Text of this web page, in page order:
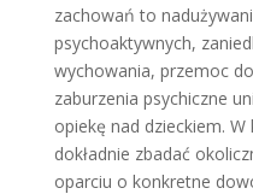
zachowań to
psychoaktywnych,
wychowania, przemoc
zaburzenia psychiczne
opiekę nad dzieckiem.
dokładnie zbadać
oparciu o konkretne